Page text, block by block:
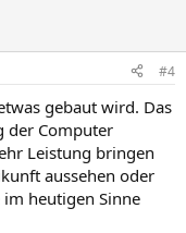
#4
gebaut wird. Das
der Computer
Leistung bringen
aussehen oder
heutigen Sinne